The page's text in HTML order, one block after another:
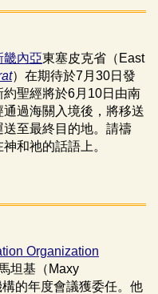
畿內亞東塞皮克省（East
）在期待於7月30日發
聖經將於6月10日由南
過海關入境後，將移送
至最終目的地。請禱
和祂的話語上。
Organization
坦基（Maxy
的年度會議獲委任。他